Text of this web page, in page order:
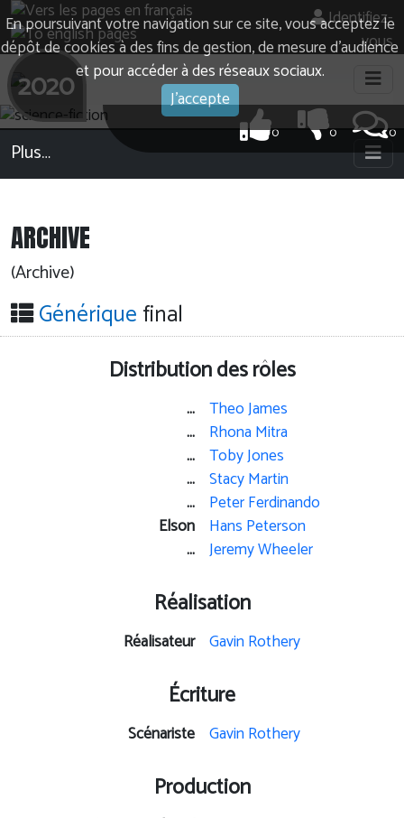
En poursuivant votre navigation sur ce site, vous acceptez le
dépôt de cookies à des fins de gestion, de mesure d’audience
et pour accéder à des réseaux sociaux.
J'accepte
Identifiez-
vous
0
0
0
2020
Plus…
ARCHIVE
(Archive)
Génériquefinal
Distribution des rôles
... Theo James
... Rhona Mitra
... Toby Jones
... Stacy Martin
... Peter Ferdinando
Elson Hans Peterson
... Jeremy Wheeler
Réalisation
Réalisateur Gavin Rothery
Écriture
Scénariste Gavin Rothery
Production